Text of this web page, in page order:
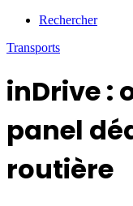
Rechercher
Transports
inDrive :
panel
routière